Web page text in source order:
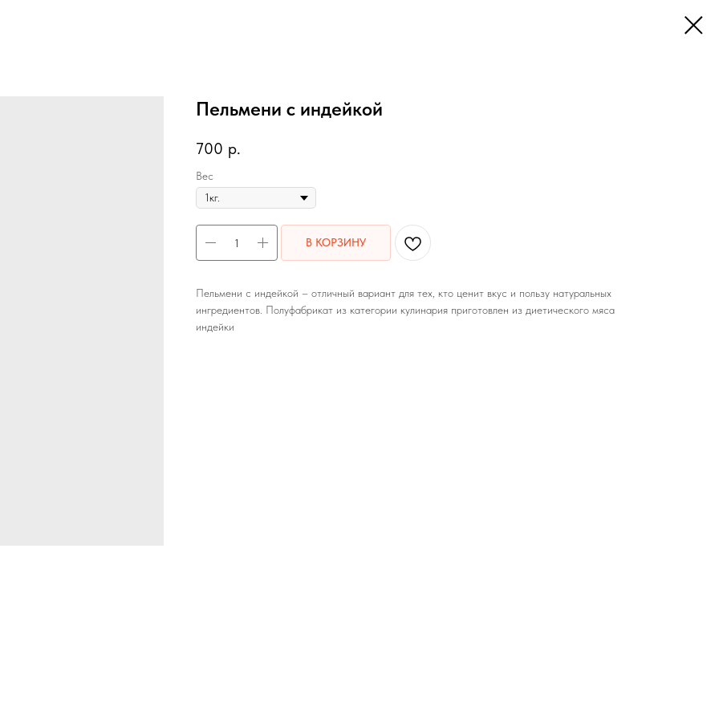
Пельмени с индейкой
700 р.
Вес
В КОРЗИНУ
Пельмени с индейкой – отличный вариант для тех, кто ценит вкус и пользу натуральных
ингредиентов. Полуфабрикат из категории кулинария приготовлен из диетического мяса
индейки